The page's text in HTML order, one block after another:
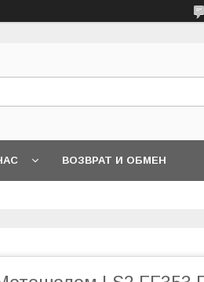
ВОЗВРАТ И ОБМЕН